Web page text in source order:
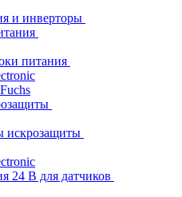
и инверторы
питания
искрозащиты
24 В для датчиков